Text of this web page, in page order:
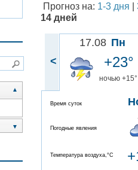
▲
▼
Прогноз на: 1-3 дня
14 дней
<
17.08 Пн
+23°
ночью +15°
Время суток
Погодные явления
Температура воздуха,°C